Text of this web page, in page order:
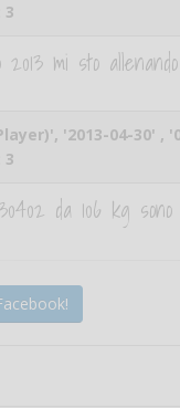
3
mi sto
'2013-04-30' ,
3
da 106 kg